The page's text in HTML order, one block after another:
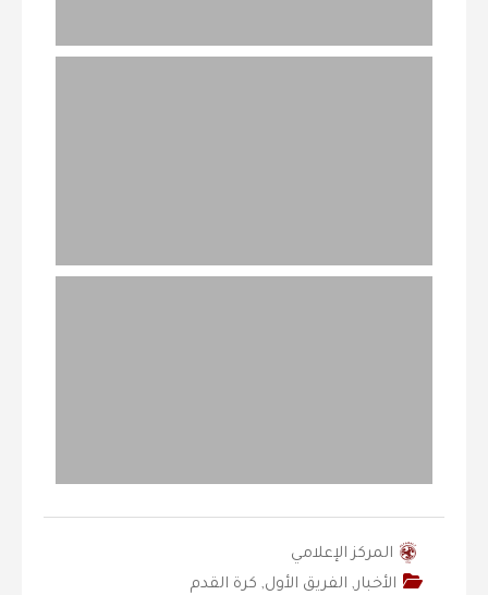
المركز الإعلامي
الأخبار, الفريق الأول, كرة القدم